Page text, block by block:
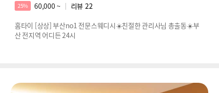
25% 60,000 ~ 리뷰 22
홈타이 [상상] 부산no1 전문스웨디시☀️친절한 관리사님 총출동☀️부
산 전지역 어디든 24시